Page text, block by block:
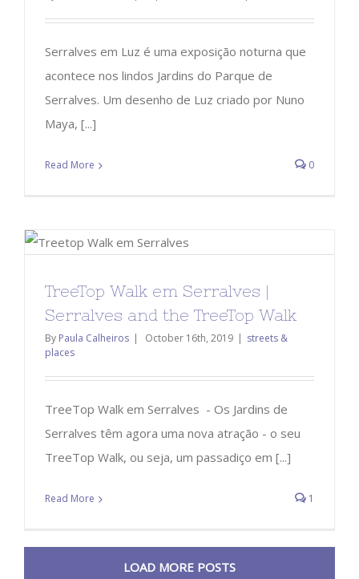
Serralves em Luz é uma exposição noturna que
acontece nos lindos Jardins do Parque de
Serralves. Um desenho de Luz criado por Nuno
Maya, [...]
Read More 0
TreeTop Walk em Serralves |
Serralves and the TreeTop Walk
By Paula Calheiros | October 16th, 2019 | streets &
places
TreeTop Walk em Serralves - Os Jardins de
Serralves têm agora uma nova atração - o seu
TreeTop Walk, ou seja, um passadiço em [...]
Read More 1
LOAD MORE POSTS